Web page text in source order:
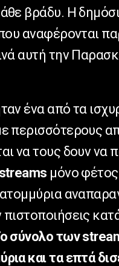
βράδυ. Η
αναφέρονται
αυτή την
ένα από τα
περισσότερους
να τους δουν να
μόνο
σύνολο των
και τα επτά